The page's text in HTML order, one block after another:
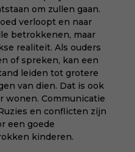
om zullen gaan.
verloopt en naar
betrokkenen, maar
realiteit. Als ouders
of spreken, kan een
leiden tot grotere
van dien. Dat is ook
wonen. Communicatie
en conflicten zijn
een goede
kinderen.